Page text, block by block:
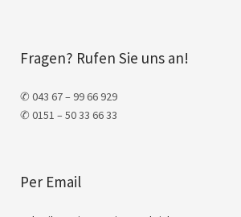
Fragen? Rufen Sie uns an!
✆ 043 67 – 99 66 929
✆ 0151 – 50 33 66 33
Per Email